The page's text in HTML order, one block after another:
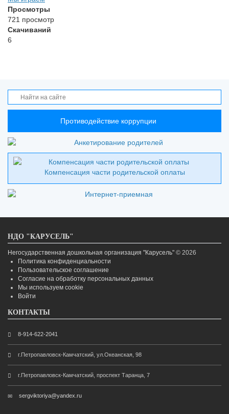
Просмотры
721 просмотр
Скачиваний
6
Противодействие коррупции
Компенсация части родительской оплаты
НДО "КАРУСЕЛЬ"
Негосударственная дошкольная организация "Карусель" © 2026
Политика конфиденциальности
Пользовательское соглашение
Согласие на обработку персональных данных
Мы используем cookie
Войти
КОНТАКТЫ
8-914-622-2041
г.Петропавловск-Камчатский, ул.Океанская, 98
г.Петропавловск-Камчатский, проспект Таранца, 7
sergviktoriya@yandex.ru